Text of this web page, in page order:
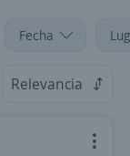
Fecha
Relevancia